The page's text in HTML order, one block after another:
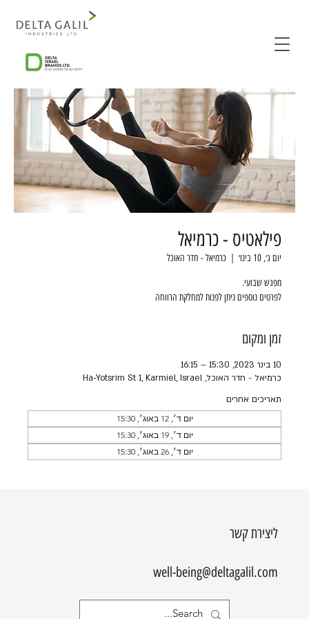
פילאטיס - כרמיאל
יום ג׳, 10 בינו׳
  |
כרמיאל - חדר האוכל
לפרטים נוספים ניתן לפנות למחלקת הרווחה
זמן ומקום
10 בינו׳ 2023, 15:30 – 16:15
כרמיאל - חדר האוכל, Ha-Yotsrim St 1, Karmiel, Israel
תאריכים אחרים
יום ד׳, 12 באוג׳, 15:30
יום ד׳, 19 באוג׳, 15:30
יום ד׳, 26 באוג׳, 15:30
ליצירת קשר
well-being@deltagalil.com